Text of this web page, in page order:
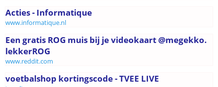
Acties - Informatique
www.informatique.nl
Een gratis ROG muis bij je videokaart @megekko.
lekkerROG
www.reddit.com
voetbalshop kortingscode - TVEE LIVE